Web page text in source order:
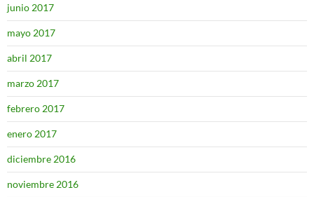
junio 2017
mayo 2017
abril 2017
marzo 2017
febrero 2017
enero 2017
diciembre 2016
noviembre 2016